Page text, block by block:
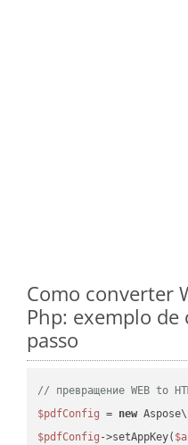
Como converter
Php: exemplo de
passo
// превращение WEB to
$pdfConfig = new
$pdfConfig ->setAppKey(